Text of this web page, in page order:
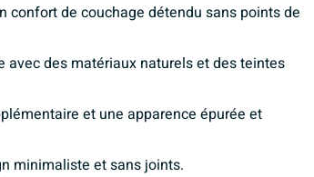
confort de couchage détendu sans points de
avec des matériaux naturels et des teintes
et une apparence épurée et
minimaliste et sans joints.